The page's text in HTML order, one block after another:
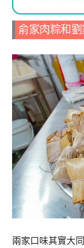
俞家肉粽和
兩家口味其實大